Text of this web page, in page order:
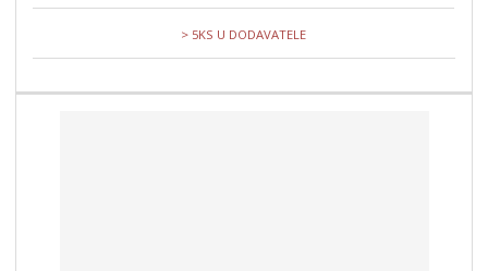
> 5KS U DODAVATELE